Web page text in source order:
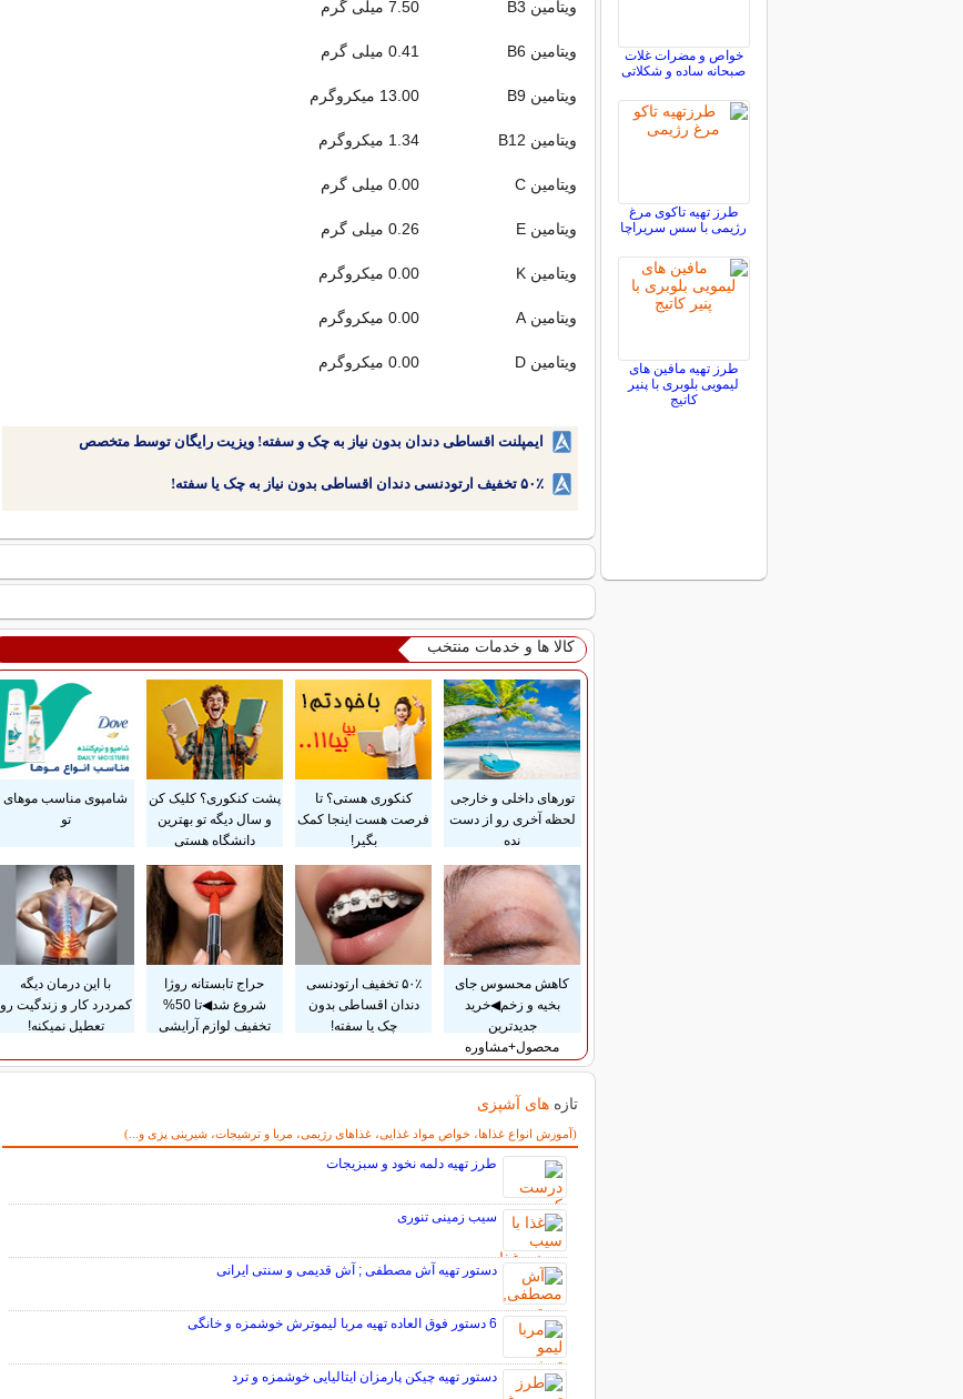
ویتامین B3 7.50 میلی گرم
ویتامین B6 0.41 میلی گرم
ویتامین B9 13.00 میکروگرم
ویتامین B12 1.34 میکروگرم
ویتامین C 0.00 میلی گرم
ویتامین E 0.26 میلی گرم
ویتامین K 0.00 میکروگرم
ویتامین A 0.00 میکروگرم
ویتامین D 0.00 میکروگرم
ایمپلنت اقساطی دندان بدون نیاز به چک و سفته! ویزیت رایگان توسط متخصص
۵۰٪ تخفیف ارتودنسی دندان اقساطی بدون نیاز به چک یا سفته!
کالا ها و خدمات منتخب
تورهای داخلی و خارجی
لحظه آخری رو از دست
نده
کنکوری هستی؟ تا
فرصت هست اینجا کمک
بگیر!
پشت کنکوری؟ کلیک کن
و سال دیگه تو بهترین
دانشگاه هستی
شامپوی مناسب موهای
تو
کاهش محسوس جای
بخیه و زخم◀خرید
جدیدترین
محصول+مشاوره
۵۰٪ تخفیف ارتودنسی
دندان اقساطی بدون
چک یا سفته!
حراج تابستانه روژا
شروع شد◀تا 50%
تخفیف لوازم آرایشی
با این درمان دیگه
کمردرد کار و زندگیت رو
تعطیل نمیکنه!
تازه های آشپزی
(آموزش انواع غذاها، خواص مواد غذایی، غذاهای رژیمی، مربا و ترشیجات، شیرینی پزی و...)
سایر مطالب آشپزی
طرز تهیه دلمه نخود و سبزیجات
سیب زمینی تنوری
دستور تهیه آش مصطفی ; آش قدیمی و سنتی ایرانی
6 دستور فوق العاده تهیه مربا لیموترش خوشمزه و خانگی
دستور تهیه چیکن پارمزان ایتالیایی خوشمزه و ترد
خواص و مضرات غلات
صبحانه ساده و شکلاتی
طرز تهیه تاکوی مرغ
رژیمی با سس سریراچا
طرز تهیه مافین های
لیمویی بلوبری با پنیر
کاتیج